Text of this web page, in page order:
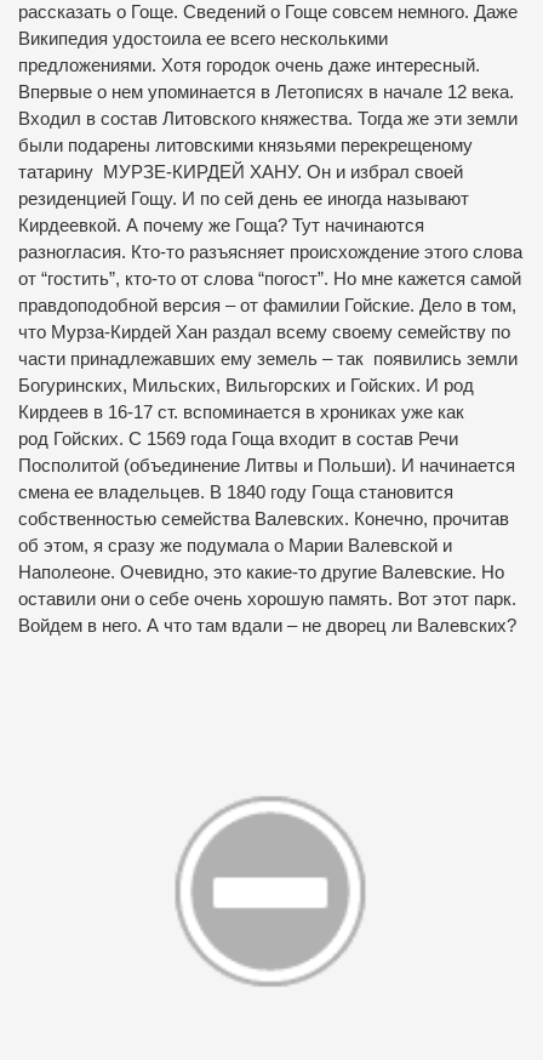
рассказать о Гоще. Сведений о Гоще совсем немного. Даже
Википедия удостоила ее всего несколькими
предложениями. Хотя городок очень даже интересный.
Впервые о нем упоминается в Летописях в начале 12 века.
Входил в состав Литовского княжества. Тогда же эти земли
были подарены литовскими князьями перекрещеному
татарину МУРЗЕ-КИРДЕЙ ХАНУ. Он и избрал своей
резиденцией Гощу. И по сей день ее иногда называют
Кирдеевкой. А почему же Гоща? Тут начинаются
разногласия. Кто-то разъясняет происхождение этого слова
от “гостить”, кто-то от слова “погост”. Но мне кажется самой
правдоподобной версия – от фамилии Гойские. Дело в том,
что Мурза-Кирдей Хан раздал всему своему семейству по
части принадлежавших ему земель – так появились земли
Богуринских, Мильских, Вильгорских и Гойских. И род
Кирдеев в 16-17 ст. вспоминается в хрониках уже как
род Гойских. С 1569 года Гоща входит в состав Речи
Посполитой (объединение Литвы и Польши). И начинается
смена ее владельцев. В 1840 году Гоща становится
собственностью семейства Валевских. Конечно, прочитав
об этом, я сразу же подумала о Марии Валевской и
Наполеоне. Очевидно, это какие-то другие Валевские. Но
оставили они о себе очень хорошую память. Вот этот парк.
Войдем в него. А что там вдали – не дворец ли Валевских?